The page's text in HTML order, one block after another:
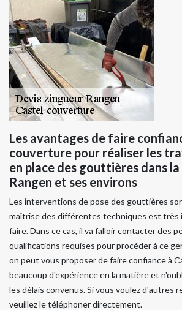
Les avantages de faire
couverture pour réaliser les
en place des gouttières dans
Rangen et ses environs
Les interventions de pose des gouttières
maîtrise des différentes techniques est très
faire. Dans ce cas, il va falloir contacter des
qualifications requises pour procéder à ce
on peut vous proposer de faire confiance à
beaucoup d'expérience en la matière et
les délais convenus. Si vous voulez d'autres
veuillez le téléphoner directement.